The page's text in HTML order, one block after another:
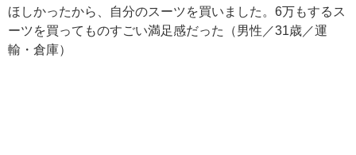
ほしかったから、自分のスーツを買いました。6万もするス
ーツを買ってものすごい満足感だった（男性／31歳／運
輸・倉庫）